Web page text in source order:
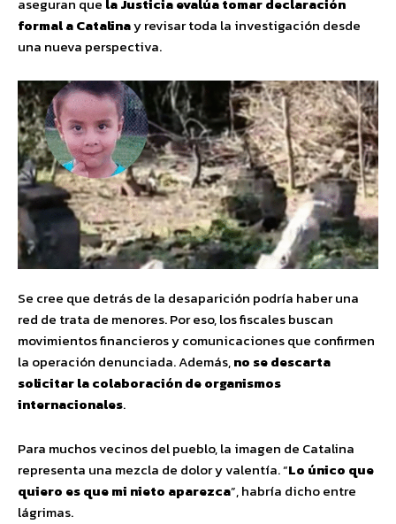
formal a Catalinay revisar toda la investigación desde
una nueva perspectiva.
Se cree que detrás de la desaparición podría haber una
red de trata de menores. Por eso, los fiscales buscan
movimientos financieros y comunicaciones que confirmen
la operación denunciada. Además,no se descarta
solicitar la colaboración de organismos
internacionales.
Para muchos vecinos del pueblo, la imagen de Catalina
representa una mezcla de dolor y valentía. “Lo único que
quiero es que mi nieto aparezca”, habría dicho entre
lágrimas.